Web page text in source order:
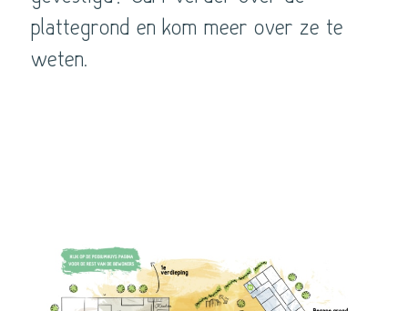
plattegrond en kom meer over ze te
weten.